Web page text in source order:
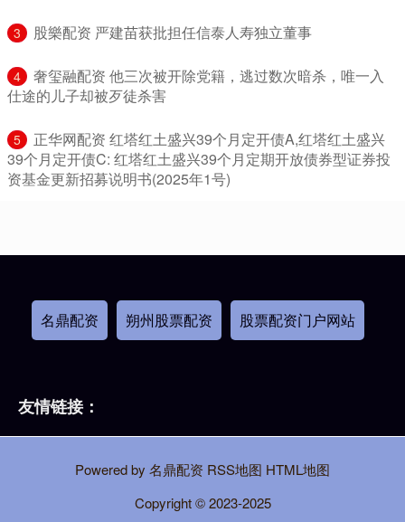
3 ​股樂配资 严建苗获批担任信泰人寿独立董事
4
​奢玺融配资 他三次被开除党籍，逃过数次暗杀，唯一入
仕途的儿子却被歹徒杀害
5
​正华网配资 红塔红土盛兴39个月定开债A,红塔红土盛兴
39个月定开债C: 红塔红土盛兴39个月定期开放债券型证券投
资基金更新招募说明书(2025年1号)
名鼎配资 朔州股票配资 股票配资门户网站
友情链接：
Powered by 名鼎配资 RSS地图 HTML地图
Copyright© 2023-2025